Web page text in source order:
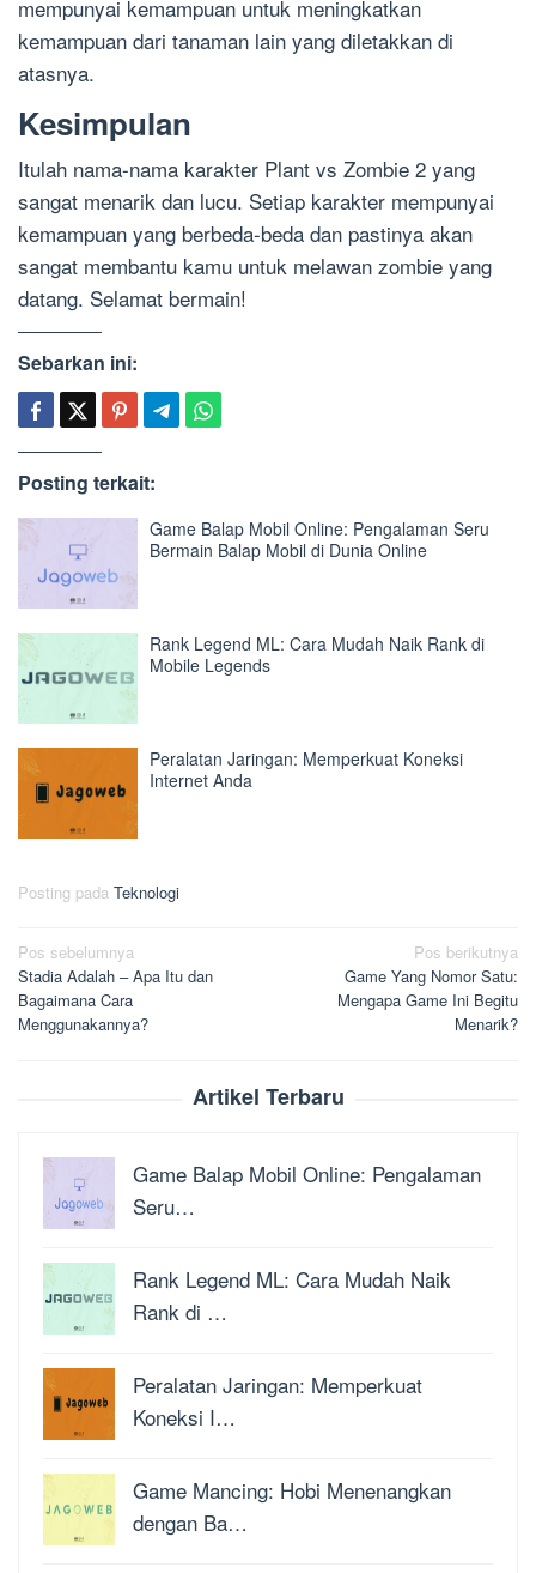
mempunyai kemampuan untuk meningkatkan
kemampuan dari tanaman lain yang diletakkan di
atasnya.
Kesimpulan
Itulah nama-nama karakter Plant vs Zombie 2 yang
sangat menarik dan lucu. Setiap karakter mempunyai
kemampuan yang berbeda-beda dan pastinya akan
sangat membantu kamu untuk melawan zombie yang
datang. Selamat bermain!
Sebarkan ini:
Posting terkait:
Game Balap Mobil Online: Pengalaman Seru
Bermain Balap Mobil di Dunia Online
Rank Legend ML: Cara Mudah Naik Rank di
Mobile Legends
Peralatan Jaringan: Memperkuat Koneksi
Internet Anda
Posting pada Teknologi
Navigasi
pos
Pos sebelumnya
Stadia Adalah – Apa Itu dan
Bagaimana Cara
Menggunakannya?
Pos berikutnya
Game Yang Nomor Satu:
Mengapa Game Ini Begitu
Menarik?
Artikel Terbaru
Game Balap Mobil Online: Pengalaman
Seru…
Rank Legend ML: Cara Mudah Naik
Rank di …
Peralatan Jaringan: Memperkuat
Koneksi I…
Game Mancing: Hobi Menenangkan
dengan Ba…